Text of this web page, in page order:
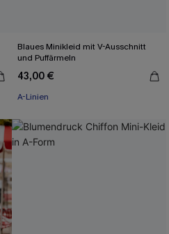
Blaues Minikleid mit V-Ausschnitt
und Puffärmeln
43,00 €
A-Linien